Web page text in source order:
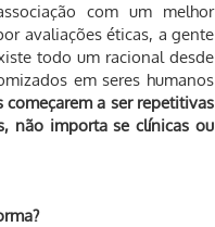
com um melhor
avaliações éticas, a gente
todo um racional desde
em seres humanos
a ser repetitivas
não importa se clínicas ou